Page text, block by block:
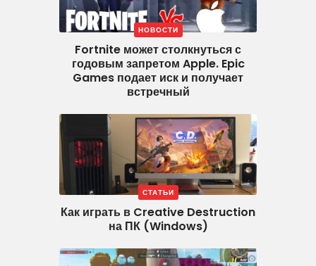
НОВОСТИ
Fortnite может столкнуться с
годовым запретом Apple. Epic
Games подает иск и получает
встречный
СТАТЬИ
Как играть в Creative Destruction
на ПК (Windows)